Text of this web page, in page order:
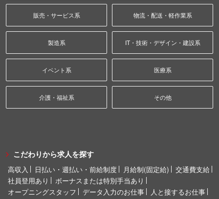
販売・サービス系 物流・配送・軽作業系
製造系 IT・技術・デザイン・建設系
イベント系 医療系
介護・福祉系 その他
こだわりから求人を探す
高収入 日払い・週払い・前給制度 月給制(固定給)
交通費支給
社員登用あり
ボーナスまたは特別手当あり
オープニングスタッフ
データ入力のお仕事
人と接するお仕事